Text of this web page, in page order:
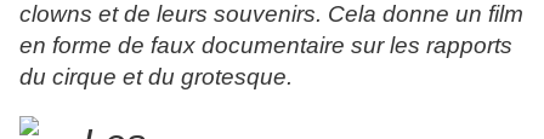
clowns et de leurs souvenirs. Cela donne un film
en forme de faux documentaire sur les rapports
du cirque et du grotesque.